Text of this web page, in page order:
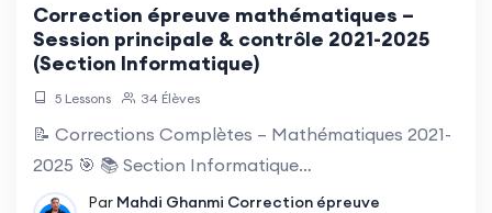
Correction épreuve mathématiques –
Session principale & contrôle 2021-2025
(Section Informatique)
5 Lessons 34 Élèves
📝 Corrections Complètes – Mathématiques 2021-
2025 🎯 📚 Section Informatique…
Par Mahdi Ghanmi Correction épreuve